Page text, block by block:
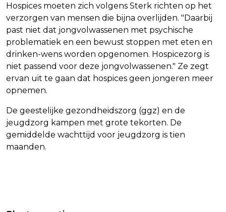
Hospices moeten zich volgens Sterk richten op het
verzorgen van mensen die bijna overlijden. "Daarbij
past niet dat jongvolwassenen met psychische
problematiek en een bewust stoppen met eten en
drinken-wens worden opgenomen. Hospicezorg is
niet passend voor deze jongvolwassenen." Ze zegt
ervan uit te gaan dat hospices geen jongeren meer
opnemen.
De geestelijke gezondheidszorg (ggz) en de
jeugdzorg kampen met grote tekorten. De
gemiddelde wachttijd voor jeugdzorg is tien
maanden.